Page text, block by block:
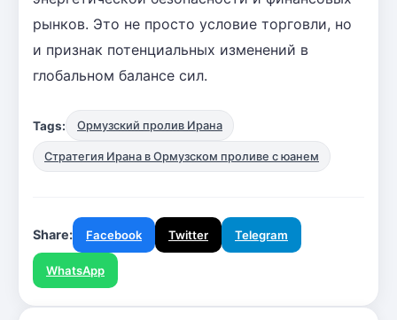
рынков. Это не просто условие торговли, но
и признак потенциальных изменений в
глобальном балансе сил.
Tags: Ормузский пролив Ирана
Стратегия Ирана в Ормузском проливе с юанем
Share: Facebook Twitter Telegram
WhatsApp